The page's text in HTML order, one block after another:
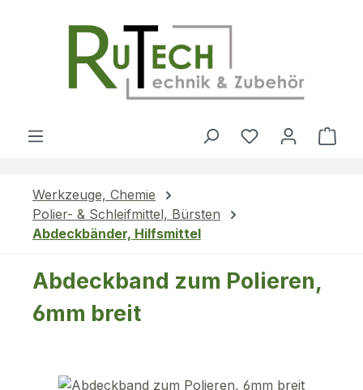
Du hast 0
Werkzeuge, Chemie
Polier- & Schleifmittel, Bürsten
Abdeckbänder, Hilfsmittel
Abdeckband zum Polieren,
6mm breit
Bildergalerie überspringen